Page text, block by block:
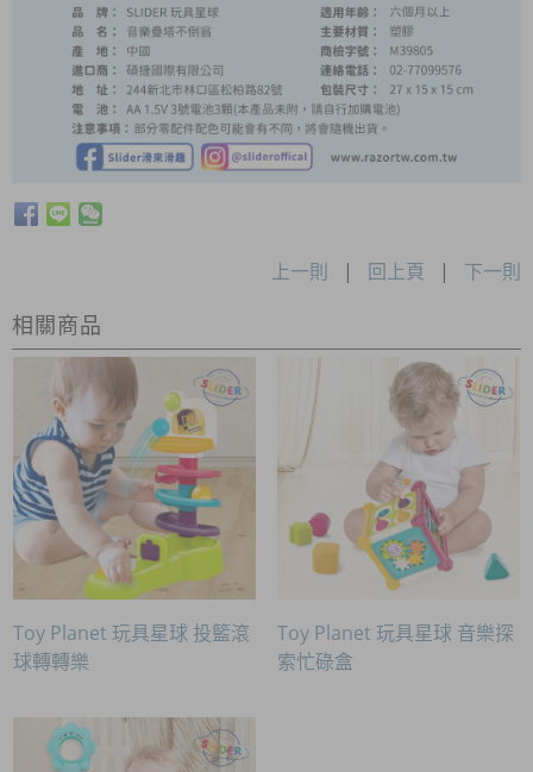
上一則 | 回上頁 | 下一則
相關商品
Toy Planet 玩具星球 投籃滾
球轉轉樂
Toy Planet 玩具星球 音樂探
索忙碌盒